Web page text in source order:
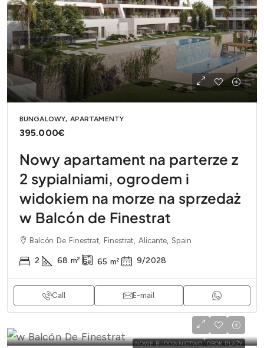
BUNGALOWY, APARTAMENTY
395.000€
Nowy apartament na parterze z
2 sypialniami, ogrodem i
widokiem na morze na sprzedaż
w Balcón de Finestrat
Balcón De Finestrat, Finestrat, Alicante, Spain
2 68 m² 65 m² 9/2028
Call E-mail
NOWE BUDOWNICTWO OBOK PLAŻY